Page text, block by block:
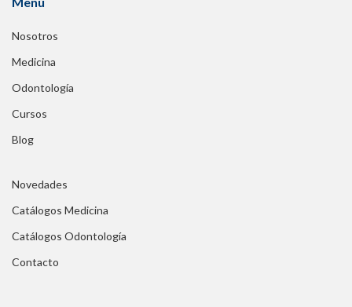
Nosotros
Medicina
Odontología
Cursos
Blog
Novedades
Catálogos Medicina
Catálogos Odontología
Contacto